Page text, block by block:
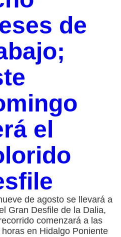
de
el
de agosto se llevará a
Gran Desfile de la Dalia,
comenzará a las
horas en Hidalgo Poniente